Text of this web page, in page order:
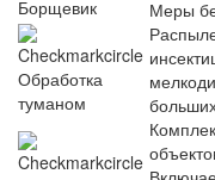
Борщевик
Меры
Обработка
туманом